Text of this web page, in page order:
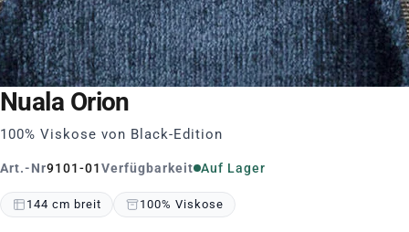
Nuala Orion
100% Viskose von Black-Edition
Art.-Nr9101-01Verfügbarkeit Auf Lager
144 cm breit 100% Viskose